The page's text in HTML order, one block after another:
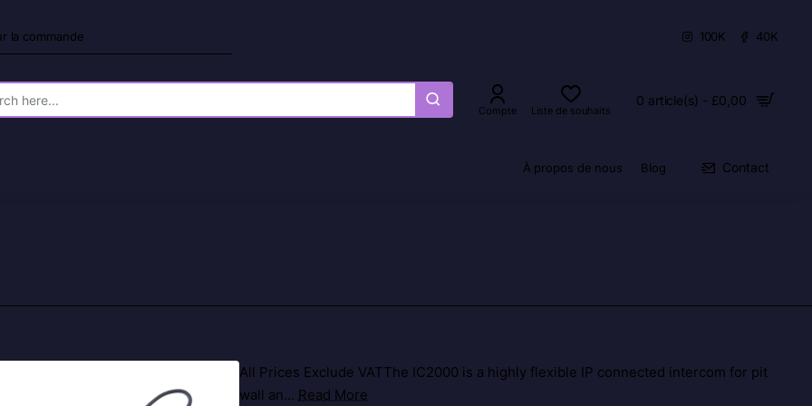
la commande 100K 40K
Compte Liste de souhaits
0 article(s) - £0,00
À propos de nous Blog Contact
All Prices Exclude VATThe IC2000 is a highly flexible IP connected intercom for pit
wall an... Read More